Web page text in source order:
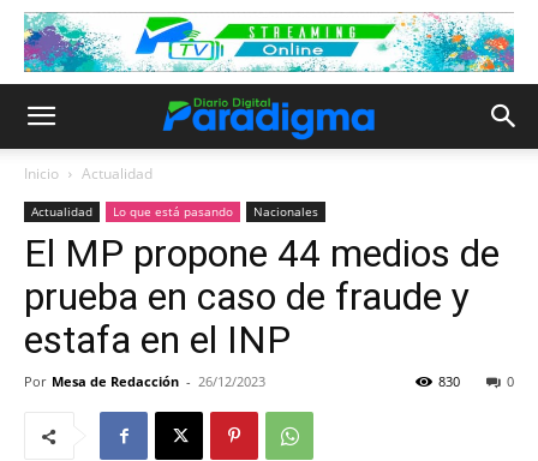
Inicio Actualidad
Actualidad Lo que está pasando Nacionales
El MP propone 44 medios de
prueba en caso de fraude y
estafa en el INP
Por Mesa de Redacción - 26/12/2023 0
830